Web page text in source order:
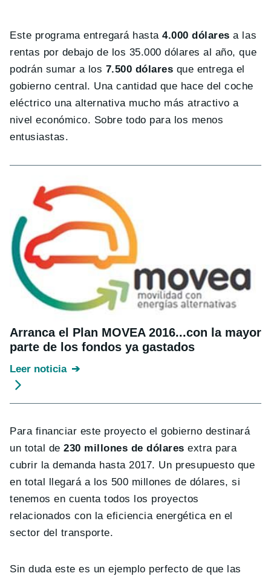
Este programa entregará hasta4.000 dólares a las
rentas por debajo de los 35.000 dólares al año, que
podrán sumar a los 7.500 dólares que entrega el
gobierno central. Una cantidad que hace del coche
eléctrico una alternativa mucho más atractivo a
nivel económico. Sobre todo para los menos
entusiastas.
Arranca el Plan MOVEA 2016...con la mayor
parte de los fondos ya gastados
Leer noticia
Para financiar este proyecto el gobierno destinará
un total de230 millones de dólares extra para
cubrir la demanda hasta 2017. Un presupuesto que
en total llegará a los 500 millones de dólares, si
tenemos en cuenta todos los proyectos
relacionados con la eficiencia energética en el
sector del transporte.
Sin duda este es un ejemplo perfecto de que las